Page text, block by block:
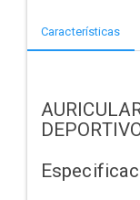
Características